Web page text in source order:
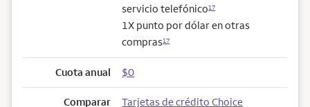
servicio telefónico17
1X punto por dólar en otras
compras17
Cuota anual $0
Comparar Tarjetas de crédito Choice